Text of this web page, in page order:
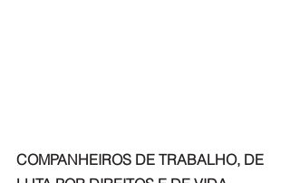
COMPANHEIROS DE TRABALHO, DE